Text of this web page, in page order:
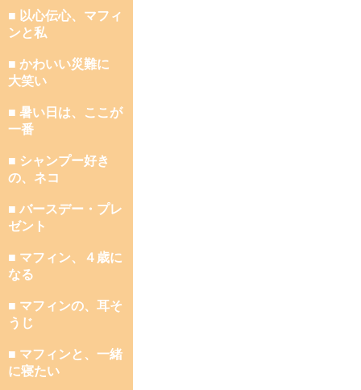
■ 以心伝心、マフィ
ンと私
■ かわいい災難に
大笑い
■ 暑い日は、ここが
一番
■ シャンプー好き
の、ネコ
■ バースデー・プレ
ゼント
■ マフィン、４歳に
なる
■ マフィンの、耳そ
うじ
■ マフィンと、一緒
に寝たい